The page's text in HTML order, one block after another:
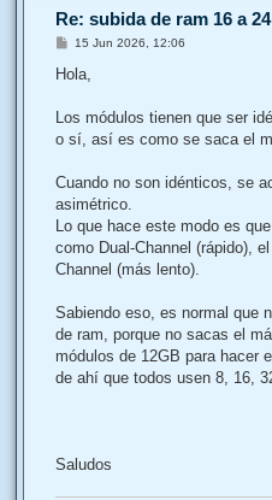
Re: subida de ram 16 a
M
n
j
15 Jun 2026, 12:06
Hola,
Los módulos tienen que ser
o sí, así es como se saca el
Cuando no son idénticos, se
asimétrico.
Lo que hace este modo es
como Dual-Channel (rápido),
Channel (más lento).
Sabiendo eso, es normal que
de ram, porque no sacas el
módulos de 12GB para hacer
de ahí que todos usen 8, 16,
Saludos